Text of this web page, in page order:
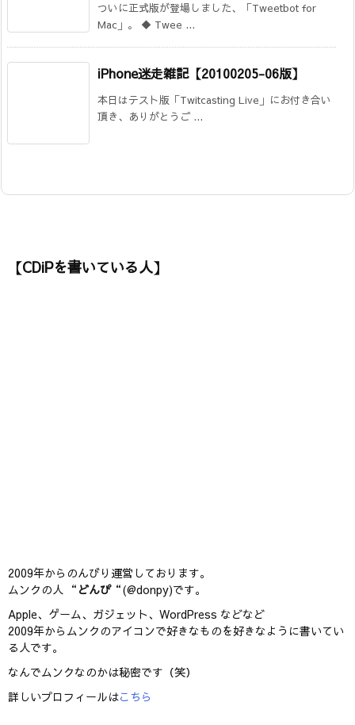
ついに正式版が登場しました、「Tweetbot for
Mac」。 ◆ Twee ...
iPhone迷走雑記【20100205-06版】
本日はテスト版「Twitcasting Live」にお付き合い
頂き、ありがとうご ...
【CDiPを書いている人】
2009年からのんびり運営しております。
ムンクの人 “ どんぴ“(@donpy)です。
Apple、ゲーム、ガジェット、WordPress などなど
2009年からムンクのアイコンで好きなものを好きなように書いてい
る人です。
なんでムンクなのかは秘密です（笑）
詳しいプロフィールはこちら